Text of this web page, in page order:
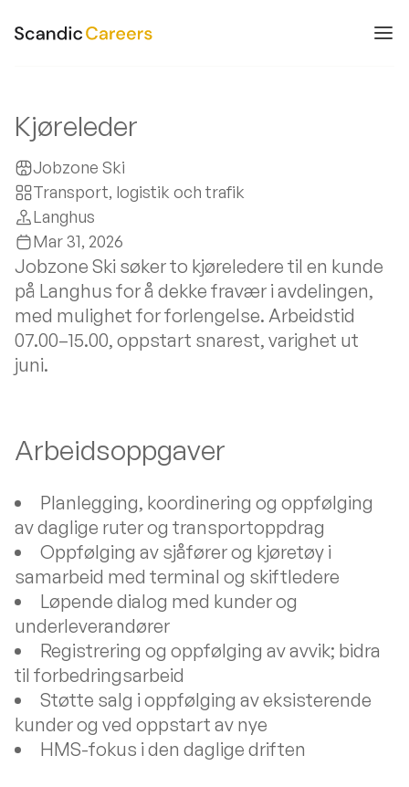
Kjøreleder
Jobzone Ski
Transport, logistik och trafik
Langhus
Mar 31, 2026
Jobzone Ski søker to kjøreledere til en kunde
på Langhus for å dekke fravær i avdelingen,
med mulighet for forlengelse. Arbeidstid
07.00–15.00, oppstart snarest, varighet ut
juni.
Arbeidsoppgaver
Planlegging, koordinering og oppfølging
av daglige ruter og transportoppdrag
Oppfølging av sjåfører og kjøretøy i
samarbeid med terminal og skiftledere
Løpende dialog med kunder og
underleverandører
Registrering og oppfølging av avvik; bidra
til forbedringsarbeid
Støtte salg i oppfølging av eksisterende
kunder og ved oppstart av nye
HMS-fokus i den daglige driften